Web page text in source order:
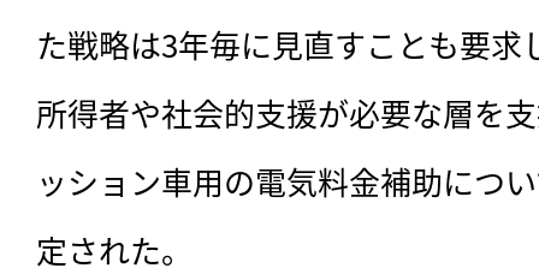
た戦略は3年毎に見直すことも要
所得者や社会的支援が必要な層を
ッション車用の電気料金補助につ
定された。